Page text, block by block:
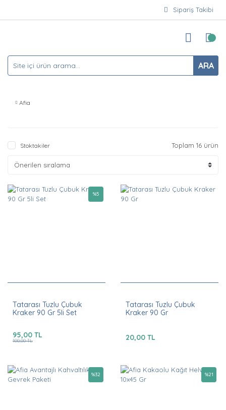
Sipariş Takibi
ARA
Afia
Stoktakiler Toplam 16 ürün
Tatarası Tuzlu Çubuk
Kraker 90 Gr 5li Set
%5
95,00 TL
100,00 TL
Tatarası Tuzlu Çubuk
Kraker 90 Gr
20,00 TL
%32 %21